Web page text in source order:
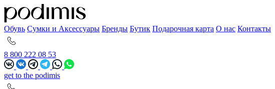
Обувь Сумки и Аксессуары Бренды Бутик Подарочная карта О нас Контакты
8 800 222 08 53
get to the podimis